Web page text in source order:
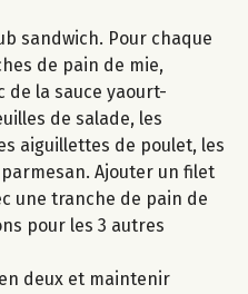
sandwich. Pour chaque
de pain de mie,
la sauce yaourt-
de salade, les
aiguillettes de poulet, les
Ajouter un filet
une tranche de pain de
pour les 3 autres
deux et maintenir